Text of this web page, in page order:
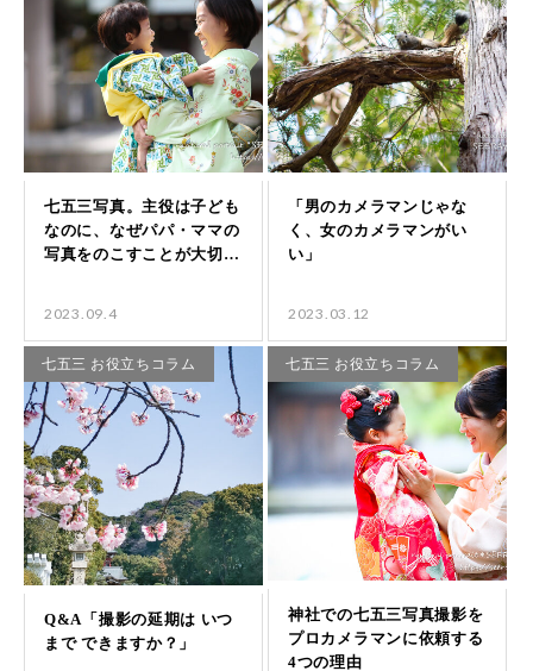
2023.09.4 2023.03.12
七五三 お役立ちコラム 七五三 お役立ちコラム